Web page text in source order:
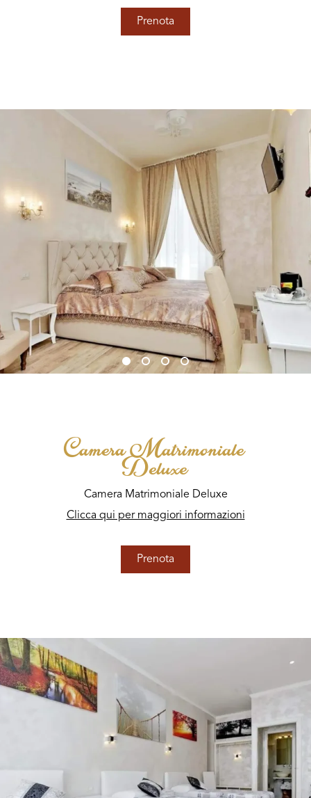
Prenota
Camera Matrimoniale
Deluxe
Camera Matrimoniale Deluxe
Clicca qui per maggiori informazioni
Prenota